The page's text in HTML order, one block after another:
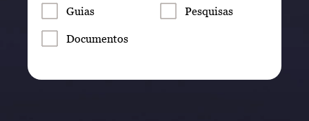
Guias Pesquisas
Documentos